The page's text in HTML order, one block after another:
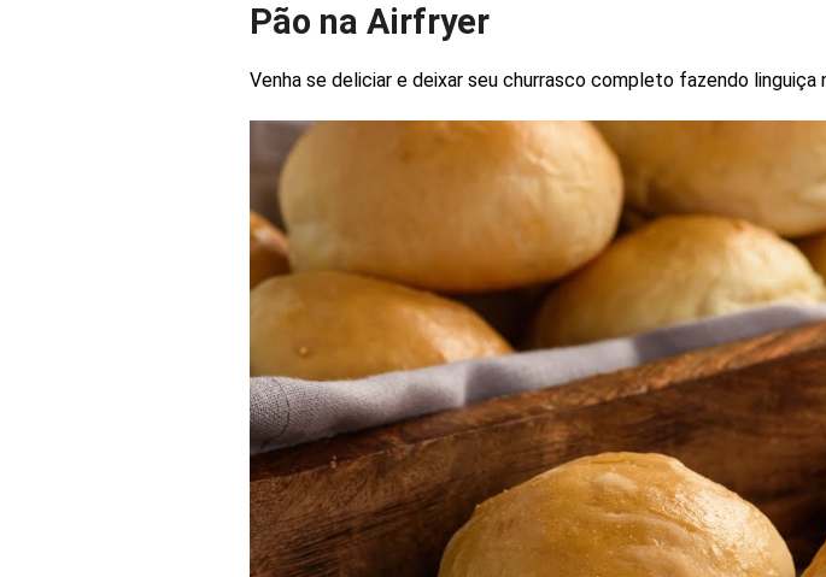
Pão na Airfryer
Venha se deliciar e deixar seu churrasco completo fazendo